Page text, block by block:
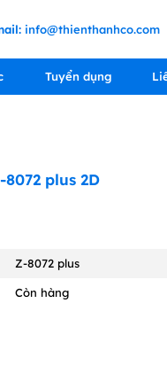
info@thienthanhco.com
Tuyển dụng
plus 2D
Z-8072 plus
Còn hàng